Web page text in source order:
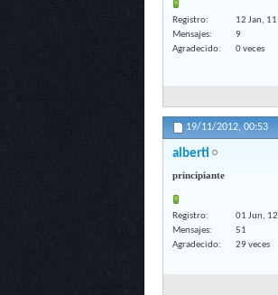
Registro
12 Jan, 11
Mensajes
9
Agradecido
0 veces
19/11/2012, 00:53
alberti
principiante
Registro
01 Jun, 12
Mensajes
51
Agradecido
29 veces